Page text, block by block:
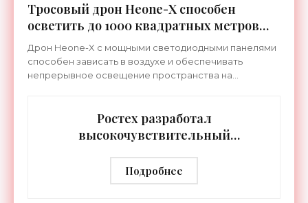
Тросовый дрон Heone-X способен
осветить до 1000 квадратных метров
земли - «Беспилотники»
Дрон Heone-X с мощными светодиодными панелями
способен зависать в воздухе и обеспечивать
непрерывное освещение пространства на
Ростех разработал
высокочувствительный
дальностью распознавания до 2 км
- «Гаджеты»
Подробнее